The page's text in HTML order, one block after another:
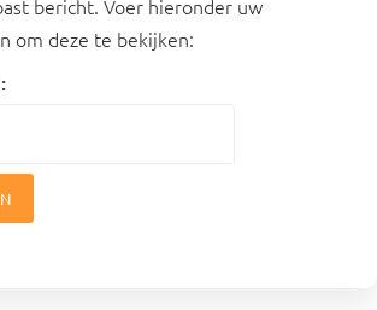
bericht. Voer hieronder uw
om deze te bekijken: